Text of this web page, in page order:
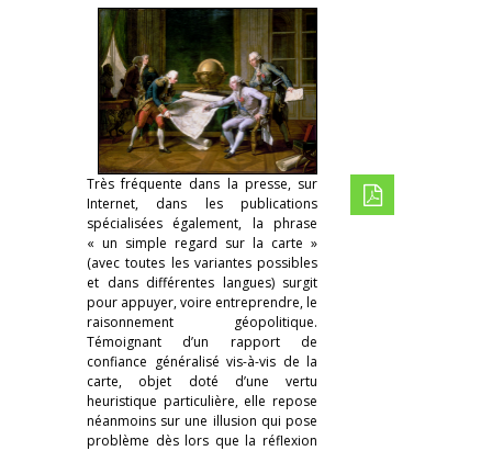
Très fréquente dans la presse, sur
Internet, dans les publications
spécialisées également, la phrase
« un simple regard sur la carte »
(avec toutes les variantes possibles
et dans différentes langues) surgit
pour appuyer, voire entreprendre, le
raisonnement géopolitique.
Témoignant d’un rapport de
confiance généralisé vis-à-vis de la
carte, objet doté d’une vertu
heuristique particulière, elle repose
néanmoins sur une illusion qui pose
problème dès lors que la réflexion